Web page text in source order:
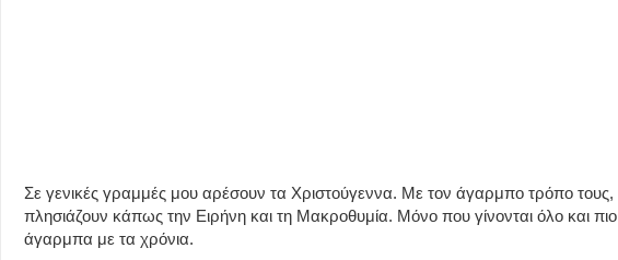
Σε γενικές γραμμές μου αρέσουν τα Χριστούγεννα. Με τον άγαρμπο τρόπο τους,
πλησιάζουν κάπως την Ειρήνη και τη Μακροθυμία. Μόνο που γίνονται όλο και πιο
άγαρμπα με τα χρόνια.